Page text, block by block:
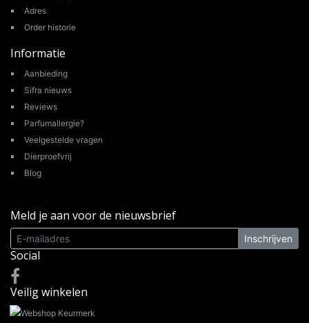
Adres
Order historie
Informatie
Aanbieding
Sifra nieuws
Reviews
Parfumallergie?
Veelgestelde vragen
Dierproefvrij
Blog
Meld je aan voor de nieuwsbrief
Inschrijven
Social
Veilig winkelen